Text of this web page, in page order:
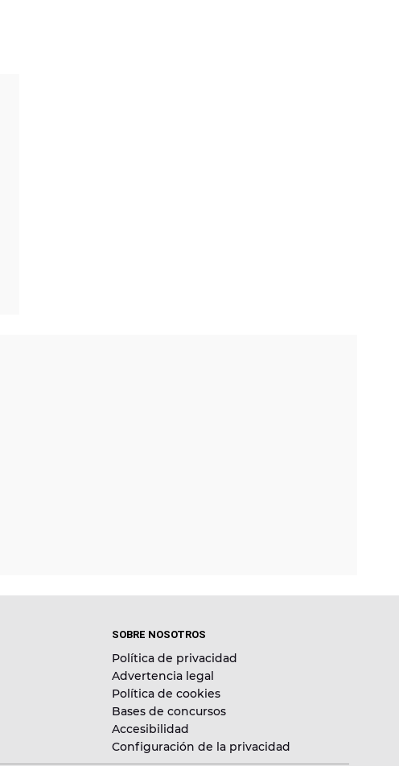
SOBRE NOSOTROS
Política de privacidad
Advertencia legal
Política de cookies
Bases de concursos
Accesibilidad
Configuración de la privacidad